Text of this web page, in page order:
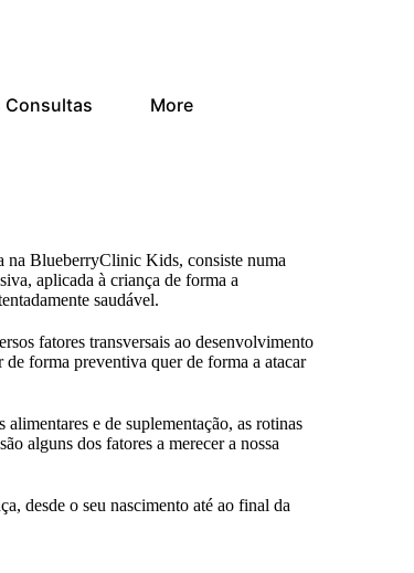
Consultas More
na BlueberryClinic Kids, consiste numa
aplicada à criança de forma a
saudável.
fatores transversais ao desenvolvimento
forma preventiva quer de forma a atacar
e de suplementação, as rotinas
alguns dos fatores a merecer a nossa
desde o seu nascimento até ao final da